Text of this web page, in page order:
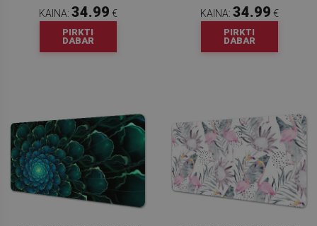
KAINA: 34.99 €
PIRKTI
DABAR
KAINA: 34.99 €
PIRKTI
DABAR